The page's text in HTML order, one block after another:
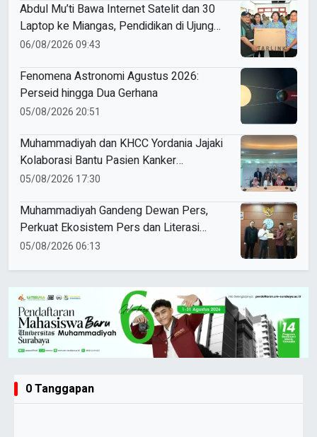
Abdul Mu’ti Bawa Internet Satelit dan 30
Laptop ke Miangas, Pendidikan di Ujung
Negeri Makin Digital
06/08/2026 09:43
Fenomena Astronomi Agustus 2026:
Perseid hingga Dua Gerhana
05/08/2026 20:51
Muhammadiyah dan KHCC Yordania Jajaki
Kolaborasi Bantu Pasien Kanker
Palestina
05/08/2026 17:30
Muhammadiyah Gandeng Dewan Pers,
Perkuat Ekosistem Pers dan Literasi
Nasional
05/08/2026 06:13
0 Tanggapan